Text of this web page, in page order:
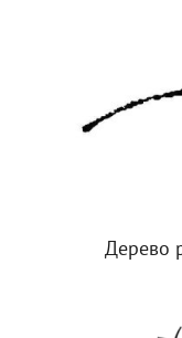
Дерево